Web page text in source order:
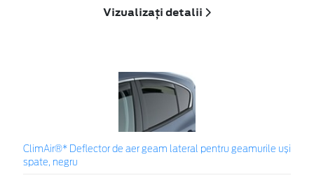
Vizualizați detalii
ClimAir®* Deflector de aer geam lateral pentru geamurile uși
spate, negru